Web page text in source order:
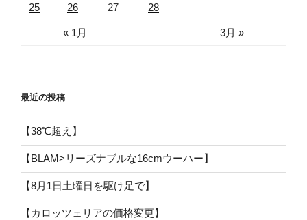
« 1月 3月 »
25 26 27 28
最近の投稿
【38℃超え】
【BLAM>リーズナブルな16cmウーハー】
【8月1日土曜日を駆け足で】
【カロッツェリアの価格変更】